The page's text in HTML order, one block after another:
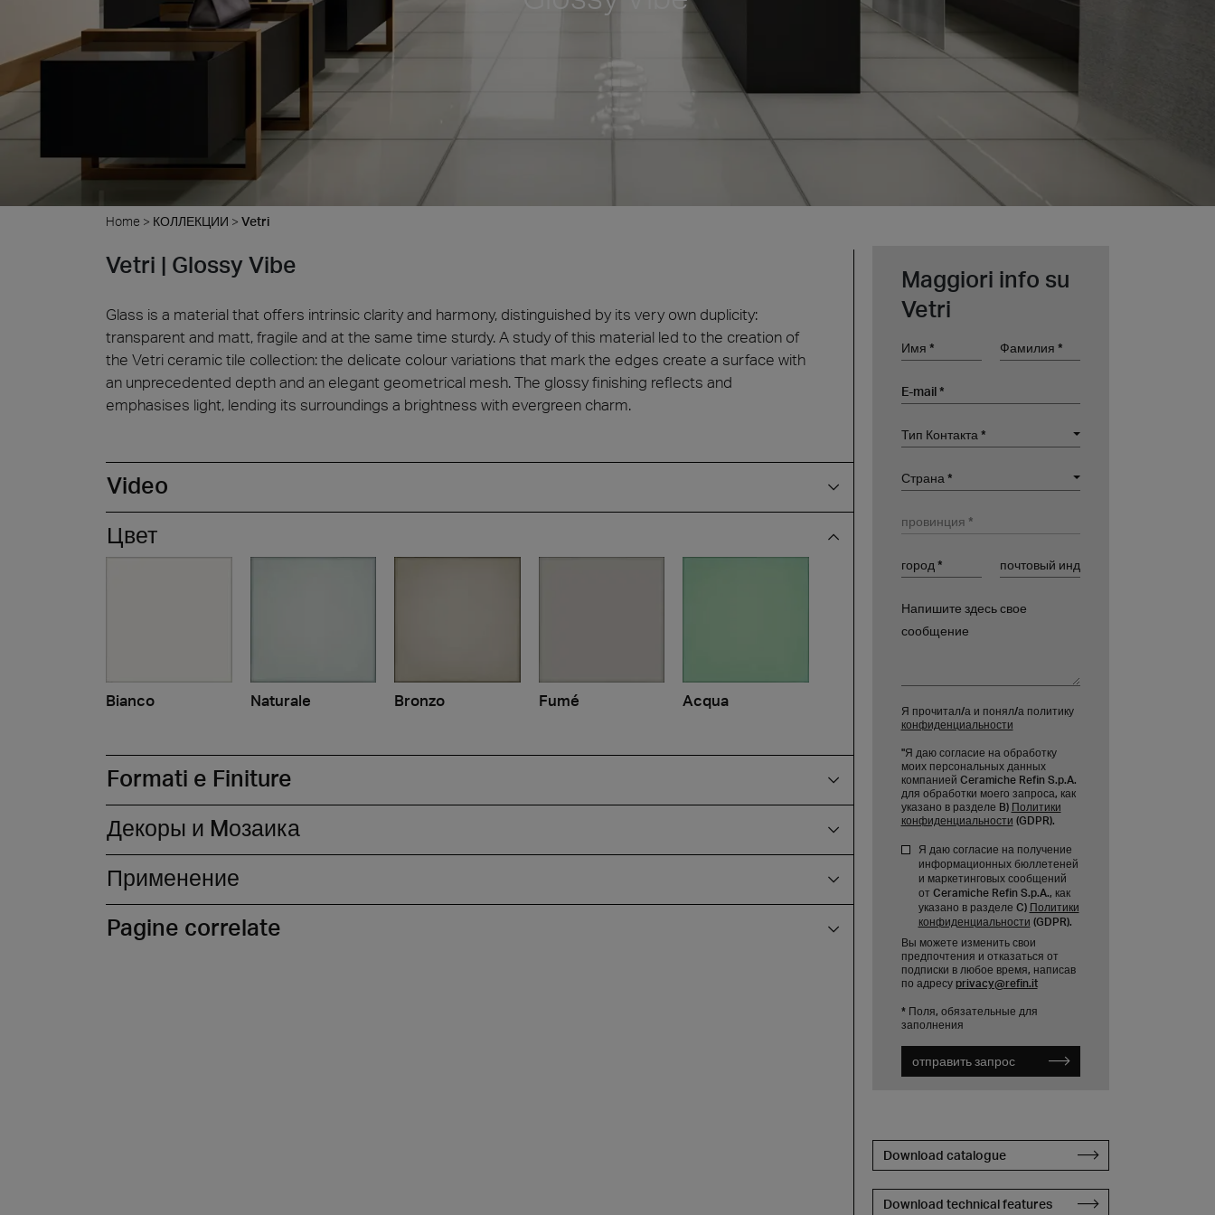
Home > КОЛЛЕКЦИИ > Vetri
Vetri | Glossy Vibe
Glass is a material that offers intrinsic clarity and harmony, distinguished by its very own duplicity:
transparent and matt, fragile and at the same time sturdy. A study of this material led to the creation of
the Vetri ceramic tile collection: the delicate colour variations that mark the edges create a surface with
an unprecedented depth and an elegant geometrical mesh. The glossy finishing reflects and
emphasises light, lending its surroundings a brightness with evergreen charm.
Video
Цвет
Bianco Naturale Bronzo Fumé Acqua
Formati e Finiture
Декоры и Mозаика
Применение
Pagine correlate
Maggiori info su
Vetri
Имя Фамилия
E-mail
Тип Контакта
Тип Контакта *
Организация
Страна
Страна *
провинция
город почтовый индекс
Напишите здесь свое сообщение
Я прочитал/а и понял/а политику
конфиденциальности
"Я даю согласие на обработку
моих персональных данных
компанией Ceramiche Refin S.p.A.
для обработки моего запроса, как
указано в разделе B) Политики
конфиденциальности (GDPR).
Я даю согласие на получение
информационных бюллетеней
и маркетинговых сообщений
от Ceramiche Refin S.p.A., как
указано в разделе C) Политики
конфиденциальности (GDPR).
Вы можете изменить свои
предпочтения и отказаться от
подписки в любое время, написав
по адресу privacy@refin.it
* Поля, обязательные для
заполнения
отправить запрос
Download catalogue
Download technical features